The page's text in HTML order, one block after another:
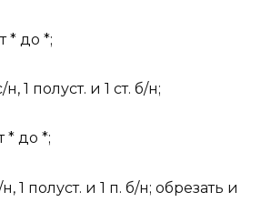
* до *;
1 полуст. и 1 ст. б/н;
* до *;
1 полуст. и 1 п. б/н; обрезать и